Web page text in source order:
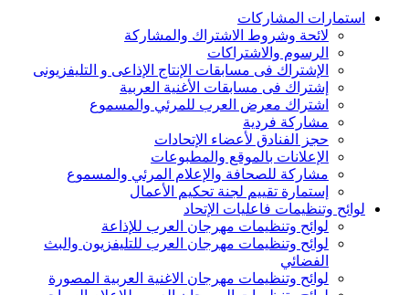
استمارات المشاركات
لائحة وشروط الاشتراك والمشاركة
الرسوم والاشتراكات
الإشتراك فى مسابقات الإنتاج الإذاعى و التليفزيونى
إشتراك فى مسابقات الأغنية العربية
اشتراك معرض العرب للمرئي والمسموع
مشاركة فردية
حجز الفنادق لأعضاء الإتحادات
الإعلانات بالموقع والمطبوعات
مشاركة للصحافة والإعلام المرئي والمسموع
إستمارة تقييم لجنة تحكيم الأعمال
لوائح وتنظيمات فاعليات الإتحاد
لوائح وتنظيمات مهرجان العرب للإذاعة
لوائح وتنظيمات مهرجان العرب للتليفزيون والبث
الفضائي
لوائح وتنظيمات مهرجان الاغنية العربية المصورة